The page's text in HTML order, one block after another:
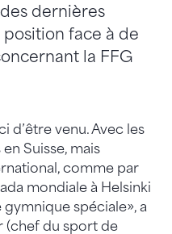
dernières
face à de
la FFG
d’être venu. Avec les
Suisse, mais
comme par
mondiale à Helsinki
gymnique spéciale», a
(chef du sport de